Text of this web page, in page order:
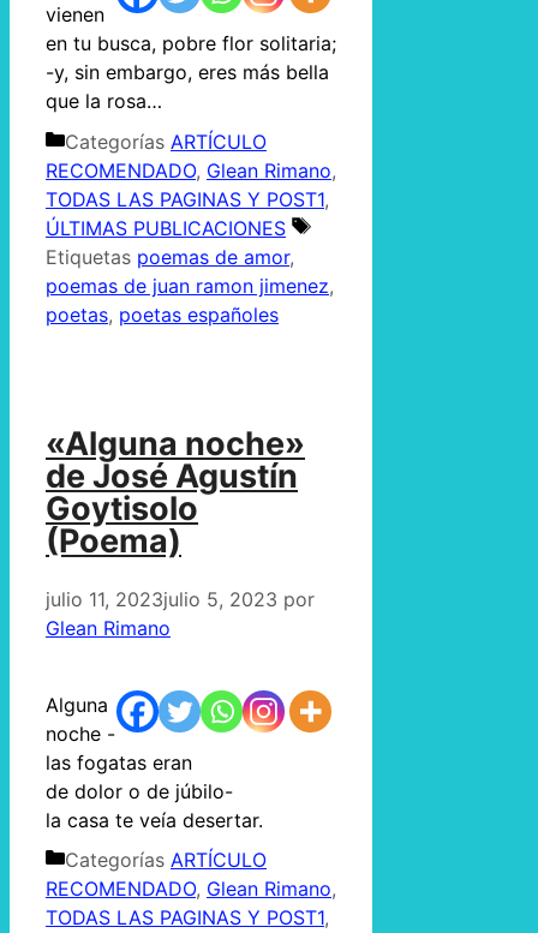
vienen
en tu busca, pobre flor solitaria;
-y, sin embargo, eres más bella
que la rosa…
Categorías ARTÍCULO
RECOMENDADO, Glean Rimano,
TODAS LAS PAGINAS Y POST1,
ÚLTIMAS PUBLICACIONES
Etiquetas poemas de amor,
poemas de juan ramon jimenez,
poetas, poetas españoles
«Alguna noche»
de José Agustín
Goytisolo
(Poema)
julio 11, 2023julio 5, 2023 por
Glean Rimano
Alguna
noche -
las fogatas eran
de dolor o de júbilo-
la casa te veía desertar.
Categorías ARTÍCULO
RECOMENDADO, Glean Rimano,
TODAS LAS PAGINAS Y POST1,